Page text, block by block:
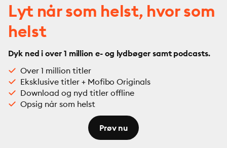
Lyt når som helst, hvor som
helst
Dyk ned i over 1 million e- og lydbøger samt podcasts.
Over 1 million titler
Eksklusive titler + Mofibo Originals
Download og nyd titler offline
Opsig når som helst
Prøv nu